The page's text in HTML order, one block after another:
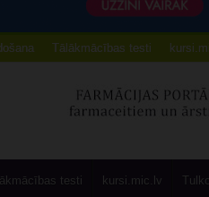
Tālākmācības testi
testi kursi.mic.lv